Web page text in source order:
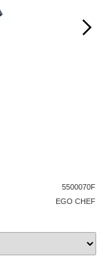
5500070F
EGO CHEF